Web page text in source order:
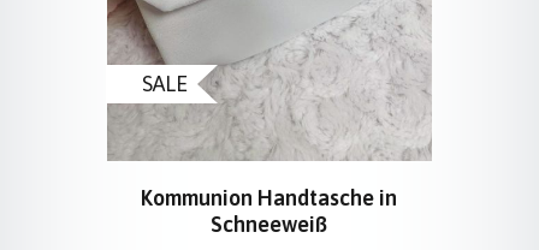
SALE
Kommunion Handtasche in
Schneeweiß